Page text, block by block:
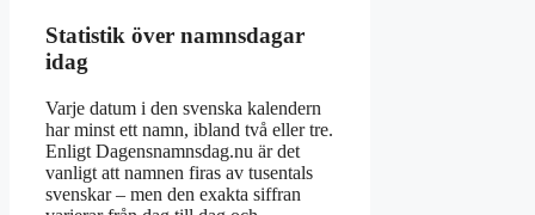
Statistik över namnsdagar
idag
Varje datum i den svenska kalendern
har minst ett namn, ibland två eller tre.
Enligt Dagensnamnsdag.nu är det
vanligt att namnen firas av tusentals
svenskar – men den exakta siffran